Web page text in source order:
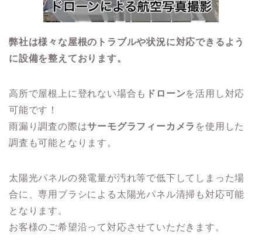
弊社は様々な屋根のトラブルや状況に対応できるよう
に設備を整えております。
高所で屋根上に登れない場合も ドローンを活用し対応
可能です！
雨漏り調査の際はサーモグラフィーカメラ を使用した
調査も可能となります。
太陽光パネルの発電量が汚れ等で低下してしまった場
合に、専用ブラシによる太陽光パネル清掃も対応可能
となります。
お客様のご希望沿って対応させていただきます。